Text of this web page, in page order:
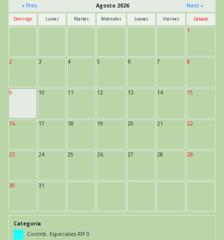
« Prev Agosto 2026 Next »
Domingo Lunes Martes Miércoles Jueves Viernes Sábado
1
2 3 4 5 6 7 8
9 10 11 12 13 14 15
16 17 18 19 20 21 22
23 24 25 26 27 28 29
30 31
Categoría
Contrib. Especiales RIF 0